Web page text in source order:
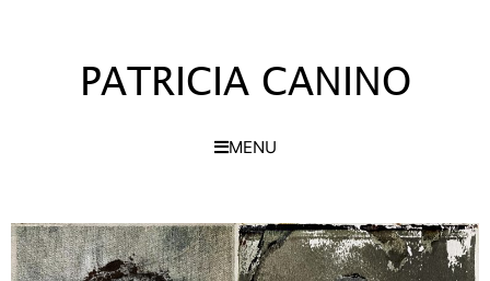
PATRICIA CANINO
MENU